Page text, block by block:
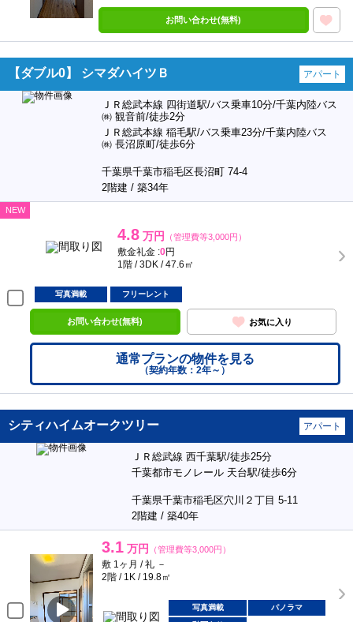
お問い合わせ(無料)
【ダブル0】 シマダハイツＢ アパート
ＪＲ総武本線 四街道駅/バス乗車10分/千葉内陸バス
㈱ 観音前/徒歩2分
ＪＲ総武本線 稲毛駅/バス乗車23分/千葉内陸バス
㈱ 長沼原町/徒歩6分
千葉県千葉市稲毛区長沼町 74-4
2階建 / 築34年
NEW
4.8 万円 （管理費等3,000円）
敷金礼金 :0円
1階 / 3DK / 47.6㎡
写真満載 フリーレント
お問い合わせ(無料) お気に入り
通常プランの物件を見る
（契約年数：2年～）
シティハイムオークツリー アパート
ＪＲ総武線 西千葉駅/徒歩25分
千葉都市モノレール 天台駅/徒歩6分
千葉県千葉市稲毛区穴川２丁目 5-11
2階建 / 築40年
3.1 万円 （管理費等3,000円）
敷 1ヶ月 / 礼 －
2階 / 1K / 19.8㎡
写真満載
パノラマ